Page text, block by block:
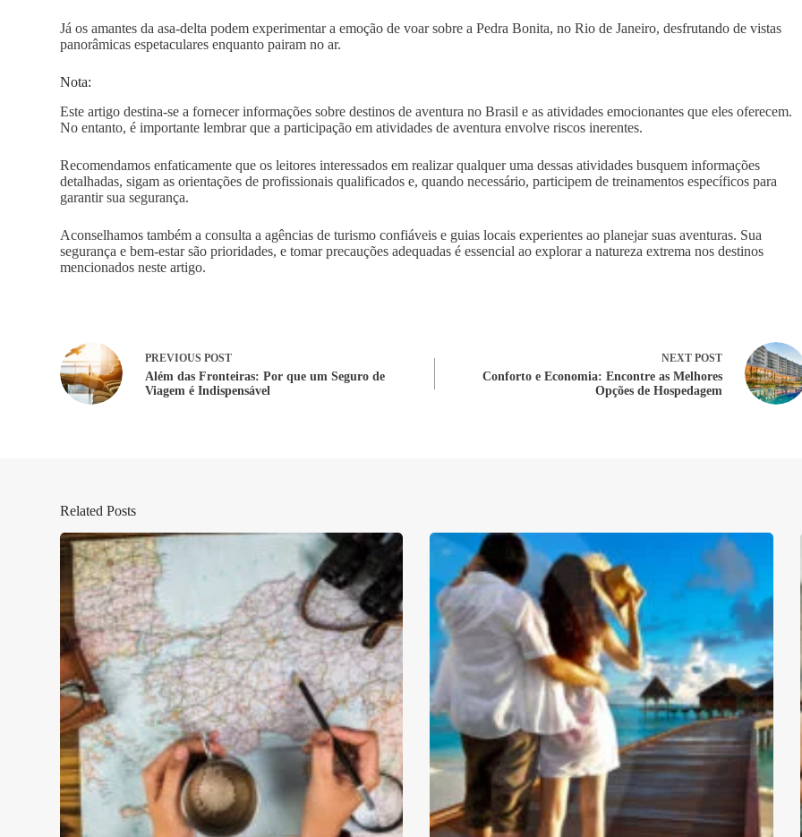
Já os amantes da asa-delta podem experimentar a emoção de voar sobre a Pedra Bonita, no Rio de Janeiro, desfrutando de vistas
panorâmicas espetaculares enquanto pairam no ar.
Nota:
Este artigo destina-se a fornecer informações sobre destinos de aventura no Brasil e as atividades emocionantes que eles oferecem.
No entanto, é importante lembrar que a participação em atividades de aventura envolve riscos inerentes.
Recomendamos enfaticamente que os leitores interessados em realizar qualquer uma dessas atividades busquem informações
detalhadas, sigam as orientações de profissionais qualificados e, quando necessário, participem de treinamentos específicos para
garantir sua segurança.
Aconselhamos também a consulta a agências de turismo confiáveis e guias locais experientes ao planejar suas aventuras. Sua
segurança e bem-estar são prioridades, e tomar precauções adequadas é essencial ao explorar a natureza extrema nos destinos
mencionados neste artigo.
PREVIOUSPOST
Além das Fronteiras: Por que um Seguro de
Viagem é Indispensável
NEXT POST
Conforto e Economia: Encontre as Melhores
Opções de Hospedagem
Related Posts